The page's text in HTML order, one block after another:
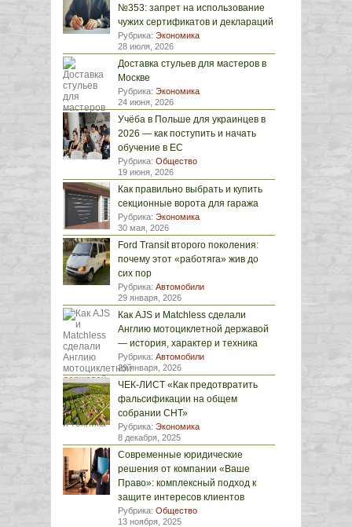
№353: запрет на использование
чужих сертификатов и деклараций
Рубрика: Экономика
28 июля, 2026
Доставка стульев для мастеров в
Москве
Рубрика: Экономика
24 июня, 2026
Учёба в Польше для украинцев в
2026 — как поступить и начать
обучение в ЕС
Рубрика: Общество
19 июня, 2026
Как правильно выбрать и купить
секционные ворота для гаража
Рубрика: Экономика
30 мая, 2026
Ford Transit второго поколения:
почему этот «работяга» жив до
сих пор
Рубрика: Автомобили
29 января, 2026
Как AJS и Matchless сделали
Англию мотоциклетной державой
— история, характер и техника
Рубрика: Автомобили
29 января, 2026
ЧЕК-ЛИСТ «Как предотвратить
фальсификации на общем
собрании СНТ»
Рубрика: Экономика
8 декабря, 2025
Современные юридические
решения от компании «Ваше
Право»: комплексный подход к
защите интересов клиентов
Рубрика: Общество
13 ноября, 2025